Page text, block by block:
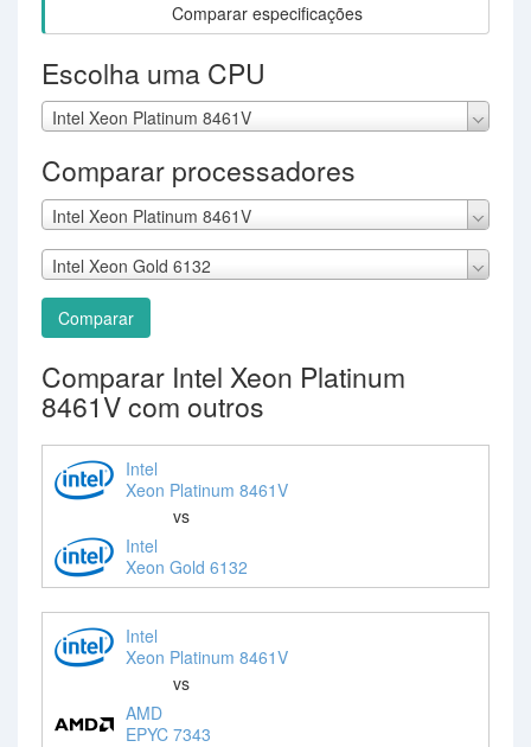
Comparar especificações
Escolha uma CPU
Intel Xeon Platinum 8461V
Comparar processadores
Intel Xeon Platinum 8461V
Intel Xeon Gold 6132
Comparar
Comparar Intel Xeon Platinum
8461V com outros
Intel
Xeon Platinum 8461V
vs
Intel
Xeon Gold 6132
Intel
Xeon Platinum 8461V
vs
AMD
EPYC 7343